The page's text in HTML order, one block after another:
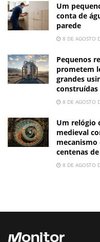
Um
conta de
parede
8 DE AGOSTO
Pequenos
prometem
grandes
construídas
8 DE AGOSTO
Um relógio
medieval
mecanismo
centenas
8 DE AGOSTO